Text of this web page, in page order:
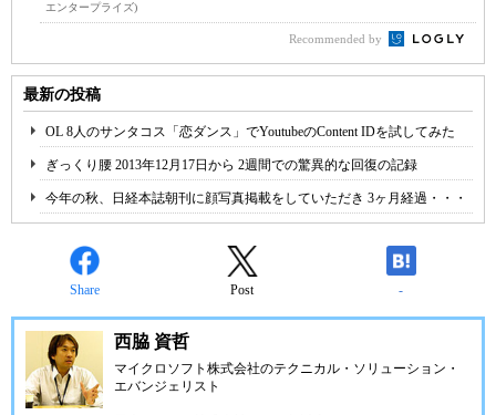
エンタープライズ)
Recommended by
最新の投稿
OL 8人のサンタコス「恋ダンス」でYoutubeのContent IDを試してみた
ぎっくり腰 2013年12月17日から 2週間での驚異的な回復の記録
今年の秋、日経本誌朝刊に顔写真掲載をしていただき 3ヶ月経過・・・
Share Post -
西脇 資哲
マイクロソフト株式会社のテクニカル・ソリューション・
エバンジェリスト